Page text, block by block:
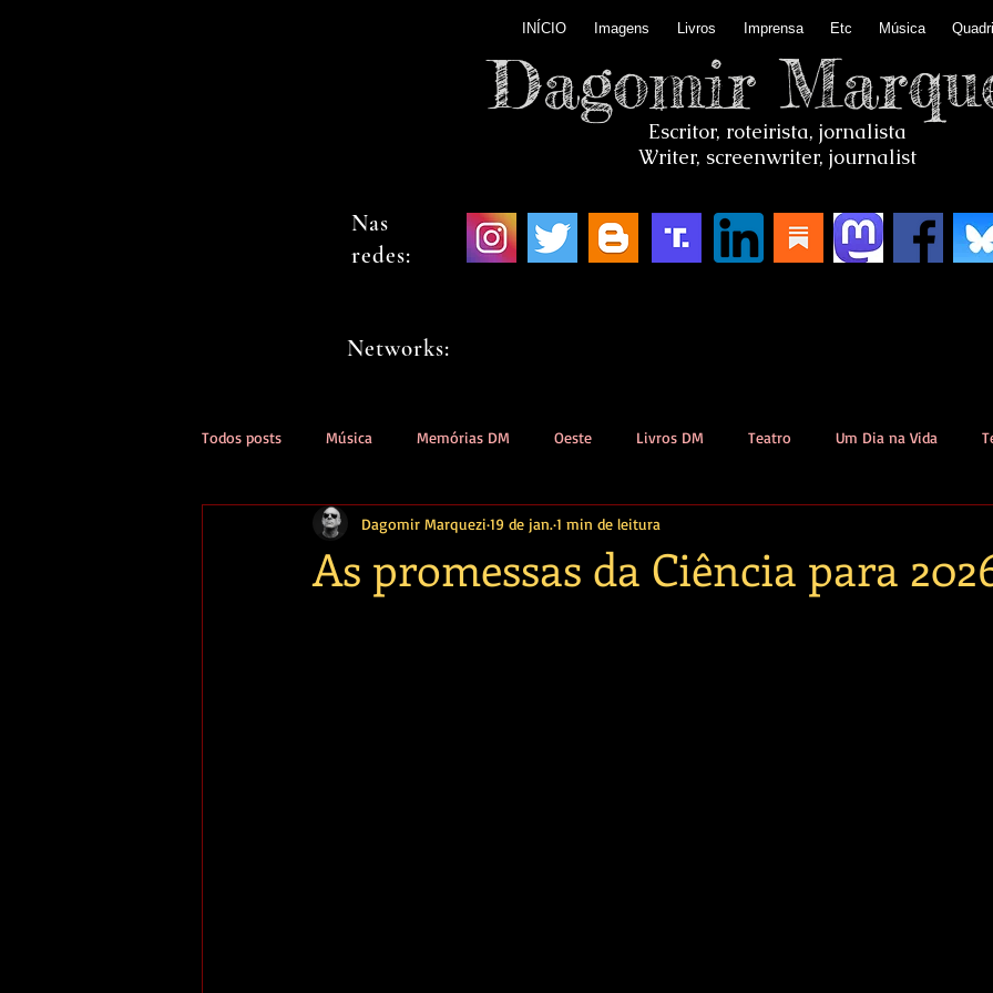
INÍCIO Imagens Livros Imprensa Etc Música
Dagomir
Escritor, roteirista, jornalista
Writer, screenwriter, journalist
Nas
redes:
Networks:
Todos posts Música Memórias DM Oeste Livros DM Teatro Um Dia na Vida
As promessas da Ciência para
Dagomir Marquezi 19 de jan.1 min de leitura